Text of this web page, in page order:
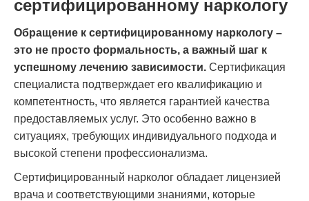
сертифицированному наркологу
Обращение к сертифицированному наркологу –
это не просто формальность, а важный шаг к
успешному лечению зависимости. Сертификация
специалиста подтверждает его квалификацию и
компетентность, что является гарантией качества
предоставляемых услуг. Это особенно важно в
ситуациях, требующих индивидуального подхода и
высокой степени профессионализма.
Сертифицированный нарколог обладает лицензией
врача и соответствующими знаниями, которые